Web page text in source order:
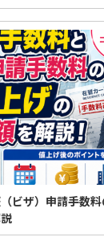
ビザ）申請手数